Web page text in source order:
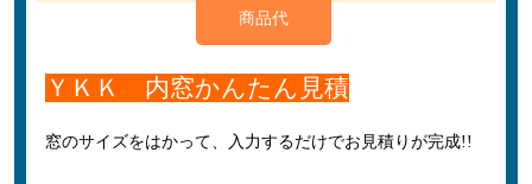
商品代
ＹＫＫ 内窓かんたん見積
窓のサイズをはかって、入力するだけでお見積りが完成!!